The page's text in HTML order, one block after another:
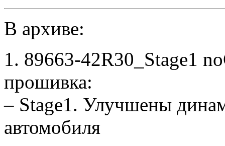
В архиве:
1. 89663-42R30_Stage1
прошивка:
– Stage1. Улучшены
автомобиля